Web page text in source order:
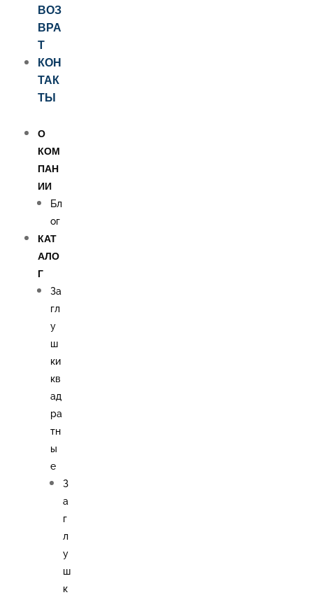
ВОЗ
ВРА
Т
КОН
ТАК
ТЫ
О
КОМ
ПАН
ИИ
Бл
ог
КАТ
АЛО
Г
За
гл
у
ш
ки
кв
ад
ра
тн
ы
е
З
а
г
л
у
ш
к